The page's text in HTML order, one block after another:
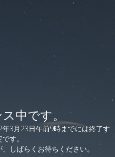
中です。
3月23日午前9時までには終了す
す。
しばらくお待ちください。